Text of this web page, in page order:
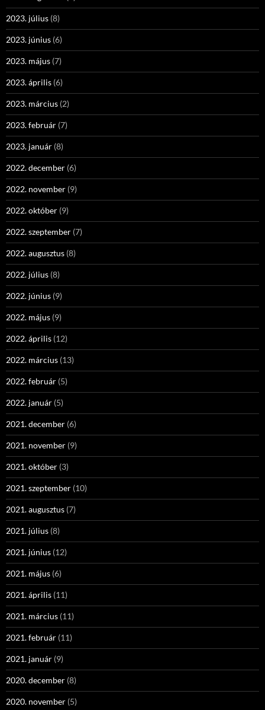
2023. július (8)
2023. június (6)
2023. május (7)
2023. április (6)
2023. március (2)
2023. február (7)
2023. január (8)
2022. december (6)
2022. november (9)
2022. október (9)
2022. szeptember (7)
2022. augusztus (8)
2022. július (8)
2022. június (9)
2022. május (9)
2022. április (12)
2022. március (13)
2022. február (5)
2022. január (5)
2021. december (6)
2021. november (9)
2021. október (3)
2021. szeptember (10)
2021. augusztus (7)
2021. július (8)
2021. június (12)
2021. május (6)
2021. április (11)
2021. március (11)
2021. február (11)
2021. január (9)
2020. december (8)
2020. november (5)